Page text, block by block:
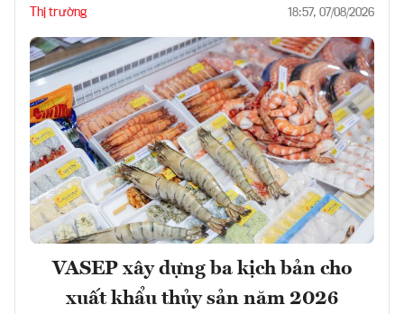
Thị trường 18:57, 07/08/2026
VASEP xây dựng ba kịch bản cho
xuất khẩu thủy sản năm 2026